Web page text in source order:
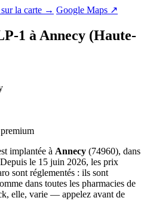
la carte → Google Maps ↗
1 à Annecy (Haute-
implantée à Annecy (74960), dans
le 15 juin 2026, les prix
sont réglementés : ils sont
dans toutes les pharmacies de
elle, varie — appelez avant de